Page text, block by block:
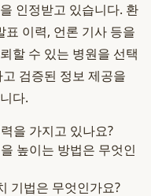
인정받고 있습니다. 환
표 이력, 언론 기사 등을
할 수 있는 병원을 선택
검증된 정보 제공을
다.
을 가지고 있나요?
높이는 방법은 무엇인
기법은 무엇인가요?